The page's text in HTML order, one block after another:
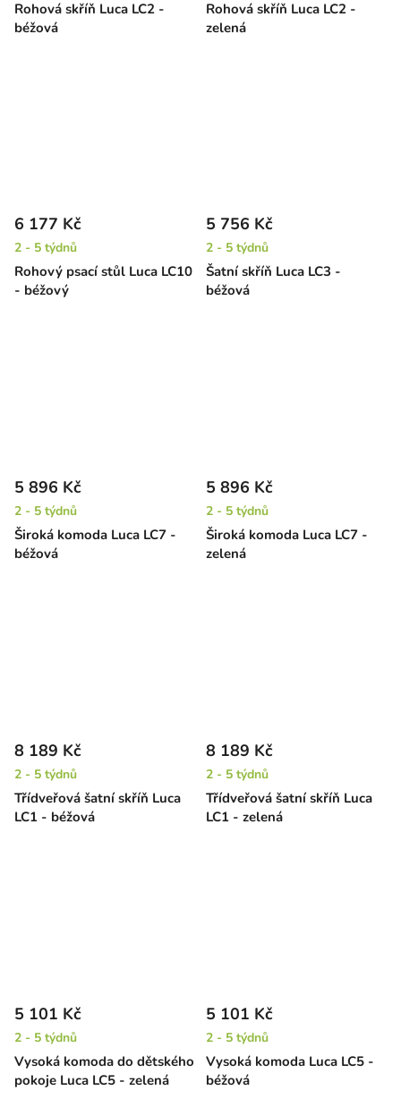
Rohová skříň Luca LC2 -
béžová
Rohová skříň Luca LC2 -
zelená
Rohový psací stůl Luca LC10
- béžový
6 177 Kč
2 - 5 týdnů
Šatní skříň Luca LC3 -
béžová
5 756 Kč
2 - 5 týdnů
Široká komoda Luca LC7 -
béžová
5 896 Kč
2 - 5 týdnů
Široká komoda Luca LC7 -
zelená
5 896 Kč
2 - 5 týdnů
Třídveřová šatní skříň Luca
LC1 - béžová
8 189 Kč
2 - 5 týdnů
Třídveřová šatní skříň Luca
LC1 - zelená
8 189 Kč
2 - 5 týdnů
Vysoká komoda do dětského
pokoje Luca LC5 - zelená
5 101 Kč
2 - 5 týdnů
Vysoká komoda Luca LC5 -
béžová
5 101 Kč
2 - 5 týdnů